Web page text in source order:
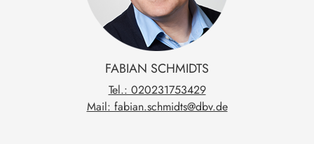
FABIAN SCHMIDTS
Tel.: 020231753429
Mail: fabian.schmidts@dbv.de